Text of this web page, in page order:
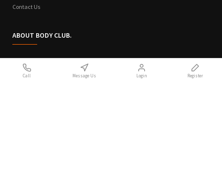
Contact Us
ABOUT BODY CLUB.
Call Message Us Login Register